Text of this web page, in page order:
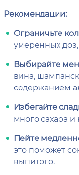
Рекомендации:
Ограничьте
умеренных
Выбирайте
вина,
содержанием
Избегайте
много сахара и
Пейте
это поможет
выпитого.